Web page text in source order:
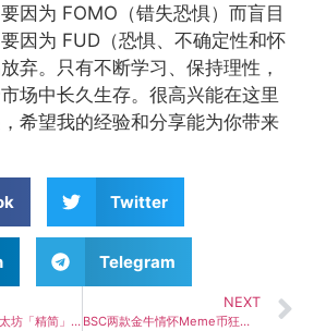
因为 FOMO（错失恐惧）而盲目
因为 FUD（恐惧、不确定性和怀
弃。只有不断学习、保持理性，
场中长久生存。很高兴能在这里
希望我的经验和分享能为你带来
Twitter
Telegram
Vitalik重磅发布以太坊「精简」路线图：抗量子与隐私升级为核心一级目标
NEXT
BSC两款金牛情怀Meme币狂飙200倍！币安创始人CZ点燃全网狂欢